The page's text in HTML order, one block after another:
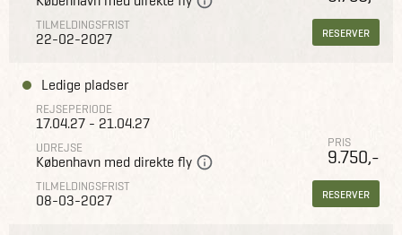
TILMELDINGSFRIST
22-02-2027 RESERVER
Ledige pladser
REJSEPERIODE
17.04.27 - 21.04.27
UDREJSE
København med direkte fly
TILMELDINGSFRIST
08-03-2027
PRIS
9.750,-
RESERVER